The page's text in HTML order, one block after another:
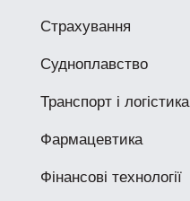
Страхування
Судноплавство
Транспорт і логістика
Фармацевтика
Фінансові технології